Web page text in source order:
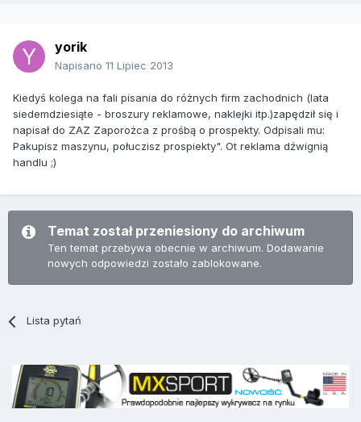
yorik
Napisano 11 Lipiec 2013
Kiedyś kolega na fali pisania do różnych firm zachodnich (lata
siedemdziesiąte - broszury reklamowe, naklejki itp.)zapędził się i
napisał do ZAZ Zaporożca z prośbą o prospekty. Odpisali mu:
Pakupisz maszynu, połuczisz prospiekty". Ot reklama dźwignią
handlu ;)
Temat został przeniesiony do archiwum
Ten temat przebywa obecnie w archiwum. Dodawanie
nowych odpowiedzi zostało zablokowane.
Lista pytań